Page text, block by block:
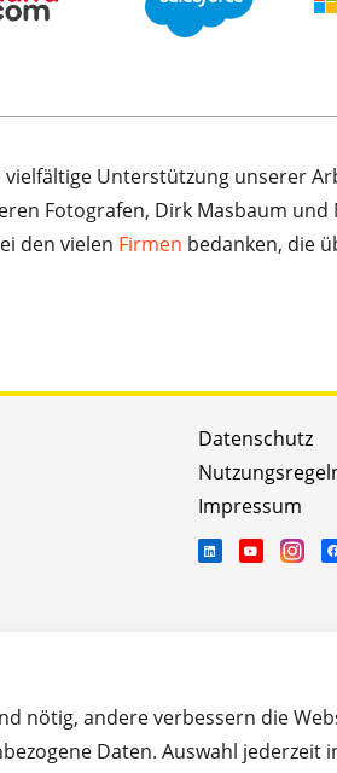
nötig, andere verbessern die
Daten. Auswahl jederzeit
Unterstützung unserer
Fotografen, Dirk Masbaum
den vielen Firmen bedanken, die
Datenschutz
Impressum